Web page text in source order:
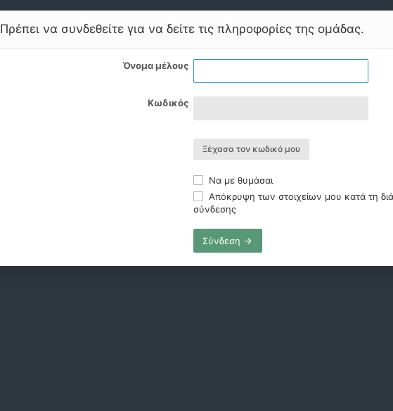
Πρέπει να συνδεθείτε για να δείτε τις πληροφορίες της ομάδας.
Όνομα μέλους
Κωδικός
Ξέχασα τον κωδικό μου
Να με θυμάσαι
Απόκρυψη των στοιχείων μου κατά τη
σύνδεσης
Σύνδεση